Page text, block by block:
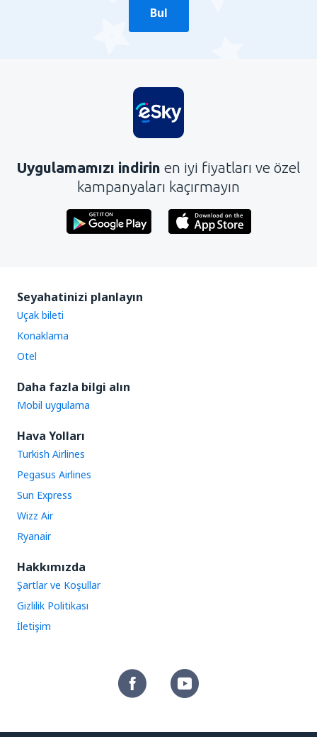
Bul
Uygulamamızı indirin en iyi fiyatları ve özel
kampanyaları kaçırmayın
Seyahatinizi planlayın
Uçak bileti
Konaklama
Otel
Daha fazla bilgi alın
Mobil uygulama
Hava Yolları
Turkish Airlines
Pegasus Airlines
Sun Express
Wizz Air
Ryanair
Hakkımızda
Şartlar ve Koşullar
Gizlilik Politikası
İletişim